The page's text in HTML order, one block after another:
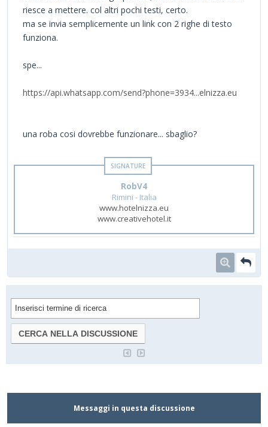
riesce a mettere. col altri pochi testi, certo.
ma se invia semplicemente un link con 2 righe di testo
funziona.
spe...
https://api.whatsapp.com/send?phone=3934...elnizza.eu
una roba cosi dovrebbe funzionare... sbaglio?
RobV4
Rimini - Italia
www.hotelnizza.eu
www.creativehotel.it
Messaggi in questa discussione